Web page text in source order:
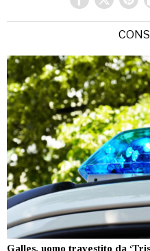
Galles, uomo travestito da